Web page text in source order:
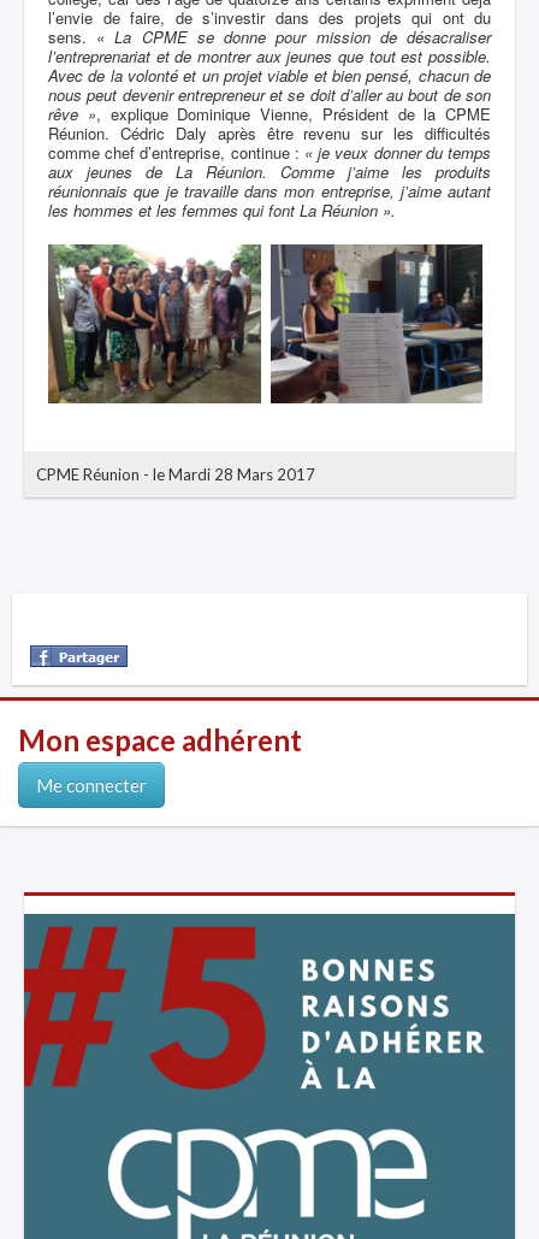
l’envie de faire, de s’investir dans des projets qui ont du
sens. « La CPME se donne pour mission de désacraliser
l’entreprenariat et de montrer aux jeunes que tout est possible.
Avec de la volonté et un projet viable et bien pensé, chacun de
nous peut devenir entrepreneur et se doit d’aller au bout de son
rêve », explique Dominique Vienne, Président de la CPME
Réunion. Cédric Daly après être revenu sur les difficultés
comme chef d’entreprise, continue : « je veux donner du temps
aux jeunes de La Réunion. Comme j’aime les produits
réunionnais que je travaille dans mon entreprise, j’aime autant
les hommes et les femmes qui font La Réunion ».
CPME Réunion - le Mardi 28 Mars 2017
Mon espace adhérent
Me connecter